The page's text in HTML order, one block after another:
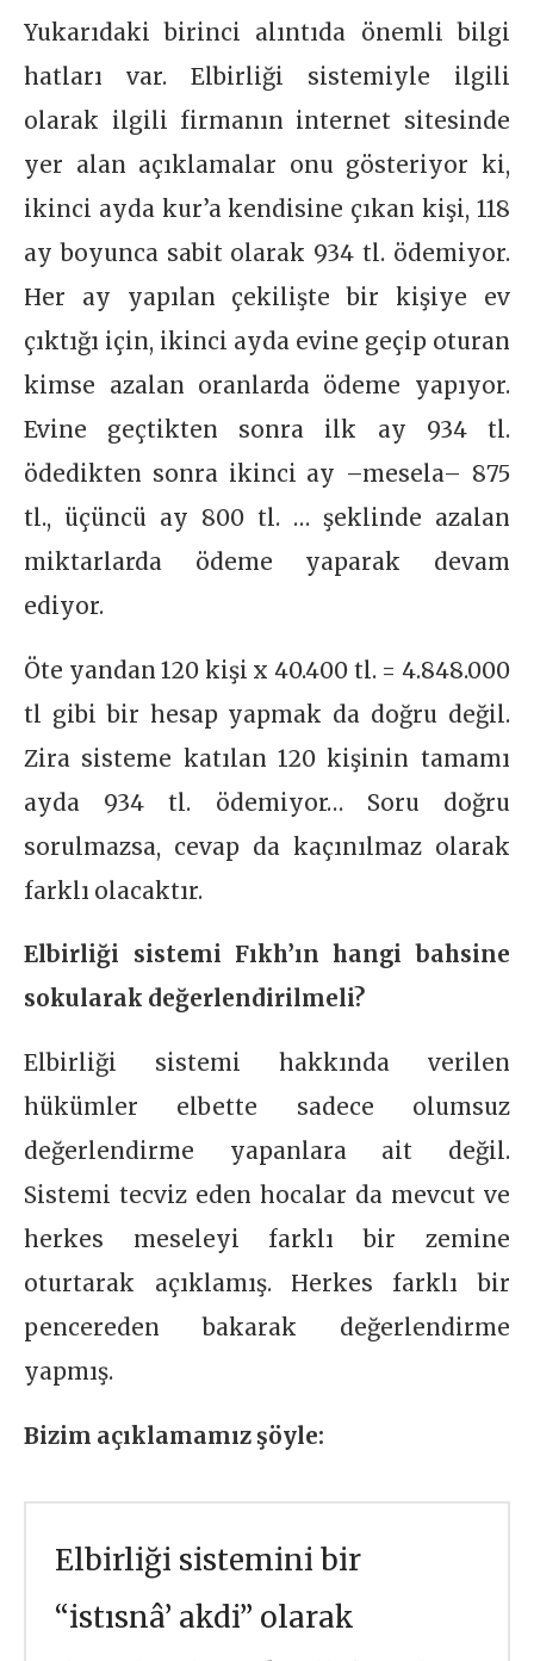
Yukarıdaki birinci alıntıda önemli bilgi
hatları var. Elbirliği sistemiyle ilgili
olarak ilgili firmanın internet sitesinde
yer alan açıklamalar onu gösteriyor ki,
ikinci ayda kur’a kendisine çıkan kişi, 118
ay boyunca sabit olarak 934 tl. ödemiyor.
Her ay yapılan çekilişte bir kişiye ev
çıktığı için, ikinci ayda evine geçip oturan
kimse azalan oranlarda ödeme yapıyor.
Evine geçtikten sonra ilk ay 934 tl.
ödedikten sonra ikinci ay –mesela– 875
tl., üçüncü ay 800 tl. … şeklinde azalan
miktarlarda ödeme yaparak devam
ediyor.
Öte yandan 120 kişi x 40.400 tl. = 4.848.000
tl gibi bir hesap yapmak da doğru değil.
Zira sisteme katılan 120 kişinin tamamı
ayda 934 tl. ödemiyor… Soru doğru
sorulmazsa, cevap da kaçınılmaz olarak
farklı olacaktır.
Elbirliği sistemi Fıkh’ın hangi bahsine
sokularak değerlendirilmeli?
Elbirliği sistemi hakkında verilen
hükümler elbette sadece olumsuz
değerlendirme yapanlara ait değil.
Sistemi tecviz eden hocalar da mevcut ve
herkes meseleyi farklı bir zemine
oturtarak açıklamış. Herkes farklı bir
pencereden bakarak değerlendirme
yapmış.
Bizim açıklamamız şöyle:
Elbirliği sistemini bir
“istısnâ’ akdi” olarak